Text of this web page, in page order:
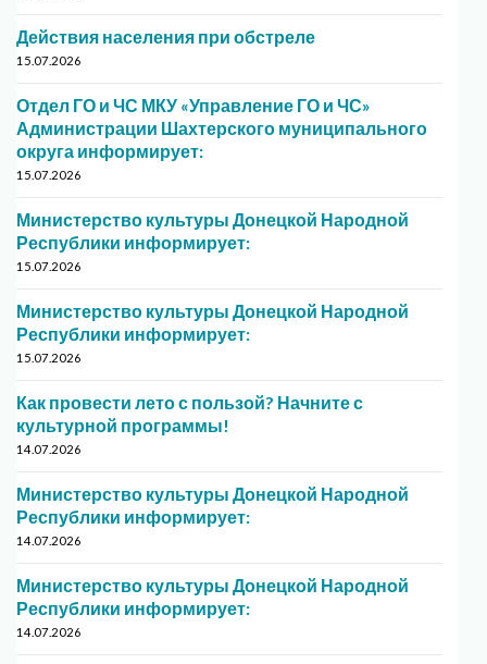
Действия населения при обстреле
15.07.2026
Отдел ГО и ЧС МКУ «Управление ГО и ЧС»
Администрации Шахтерского муниципального
округа информирует:
15.07.2026
Министерство культуры Донецкой Народной
Республики информирует:
15.07.2026
Министерство культуры Донецкой Народной
Республики информирует:
15.07.2026
Как провести лето с пользой? Начните с
культурной программы!
14.07.2026
Министерство культуры Донецкой Народной
Республики информирует:
14.07.2026
Министерство культуры Донецкой Народной
Республики информирует:
14.07.2026